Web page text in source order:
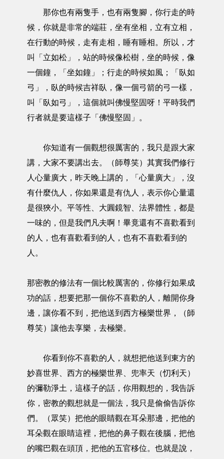
那你也有兩隻手，也有兩隻腳，你行走的時
候，你就是非常的端莊，坐有坐相，立有立相，
在行動的時候，走有走相，睡有睡相。所以，才
叫「立如松」，站的時候像松樹，坐的時候，像
一個鐘，「坐如鐘」；行走的時候如風；「臥如
弓」，臥的時候吉祥臥，像一個弓箭的弓一樣，
叫「臥如弓」，這個就叫佛慢堅固呀！平時我們
行者就是要這樣子「佛慢堅固」。
你知道有一個觀想很厲害的，我只是跟大家
講，大家不要講出去。（師尊笑）其實我們修行
人心量廣大，昨天晚上講的，「心量廣大」，沒
有什麼仇人，你如果還是有仇人，表示你心量還
是很狹小。平等性、大圓鏡智、法界體性，都是
一味的，但是我們凡夫啊！畢竟還有不喜歡看到
的人，也有喜歡看到的人，也有不喜歡看到的
人。
那密教的修法有一個比較厲害的，你修行如果成
功的話，想要把那一個你不喜歡的人，離開你身
邊，讓你看不到，把他送到西方極樂世界，（師
尊笑）讓他去享樂，去極樂。
你看到你不喜歡的人，就想把他送到東方的
妙喜世界、西方的極樂世界、兜率天（忉利天）
的彌勒淨土，這樣子的話，你用觀想的，我告訴
你，密教的觀想就是一個法，我只是偷偷告訴你
們。（眾笑）把他的眼睛觀在耳朵那邊，把他的
耳朵觀在眼睛這裡，把他的鼻子觀在後腦，把他
的嘴巴觀在頭頂，把他的五官移位。也就是說，